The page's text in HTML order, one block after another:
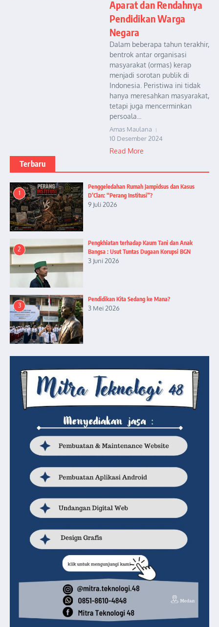
Aparat dan Rendahnya
Pendidikan Warga
Negara
Dalam beberapa tahun terakhir,
bentrok antar organisasi
masyarakat (ormas) kerap
menjadi sorotan publik di
Indonesia. Peristiwa ini tidak
hanya meresahkan masyarakat,
tetapi juga mencerminkan
persoala...
Amas Maulana
10 Desember 2024
Read More
Terbaru
1
Penggeledahan Rumah Jampidsus dan Kasus
D’Clan: “Perang Institusi”?
9 Juli 2026
2
Pengkhiatan terhadap Kaum Tani dan Anak
Bangsa : Usut Tuntas Dugaan Korupsi BGN
3 Juni 2026
3
Pendidikan Kita Sedang ke Mana?
3 Mei 2026